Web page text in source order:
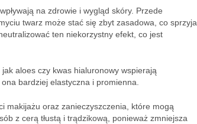
na zdrowie i wygląd skóry. Przede
twarz może stać się zbyt zasadowa, co sprzyja
ten niekorzystny efekt, co jest
jak aloes czy kwas hialuronowy wspierają
bardziej elastyczna i promienna.
makijażu oraz zanieczyszczenia, które mogą
z cerą tłustą i trądzikową, ponieważ zmniejsza